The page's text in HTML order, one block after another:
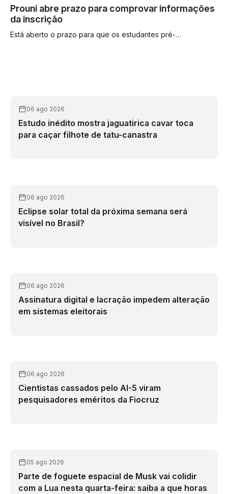
Prouni abre prazo para comprovar informações
da inscrição
Está aberto o prazo para que os estudantes pré-
06 ago 2026
Estudo inédito mostra jaguatirica cavar toca
para caçar filhote de tatu-canastra
06 ago 2026
Eclipse solar total da próxima semana será
visível no Brasil?
06 ago 2026
Assinatura digital e lacração impedem alteração
em sistemas eleitorais
06 ago 2026
Cientistas cassados pelo AI-5 viram
pesquisadores eméritos da Fiocruz
05 ago 2026
Parte de foguete espacial de Musk vai colidir
com a Lua nesta quarta-feira: saiba a que horas